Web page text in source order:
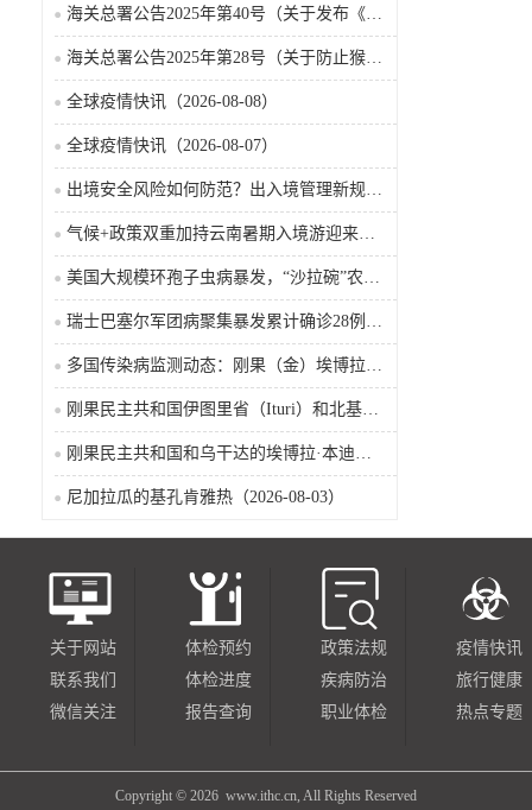
海关总署公告2025年第40号（关于发布《国境口岸传染病监测实施办法》的公告）
海关总署公告2025年第28号（关于防止猴痘疫情传入我国的公告）
全球疫情快讯（2026-08-08）
全球疫情快讯（2026-08-07）
出境安全风险如何防范？出入境管理新规9月15日起施行
气候+政策双重加持云南暑期入境游迎来热潮
美国大规模环孢子虫病暴发，“沙拉碗”农业生产陷入低迷
瑞士巴塞尔军团病聚集暴发累计确诊28例含死亡病例
多国传染病监测动态：刚果（金）埃博拉确诊突破4000例
刚果民主共和国伊图里省（Ituri）和北基伍省（Nord-Kivu）的埃博拉·本迪布乔病毒病（2026-08-04）
刚果民主共和国和乌干达的埃博拉·本迪布乔病毒病（2026-08-04）
尼加拉瓜的基孔肯雅热（2026-08-03）
关于网站
联系我们
微信关注
体检预约
体检进度
报告查询
政策法规
疾病防治
职业体检
疫情快讯
旅行健康
热点专题
Copyright © 2026 www.ithc.cn, All Rights Reserved